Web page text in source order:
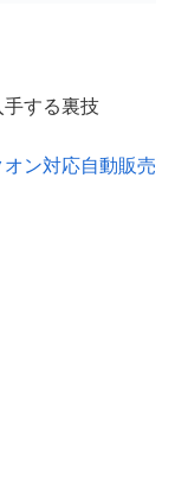
手する裏技
ン対応自動販売